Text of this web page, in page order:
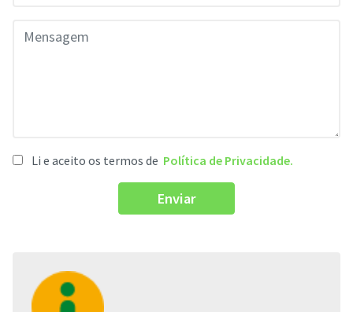
Li e aceito os termos de Política de Privacidade.
Enviar